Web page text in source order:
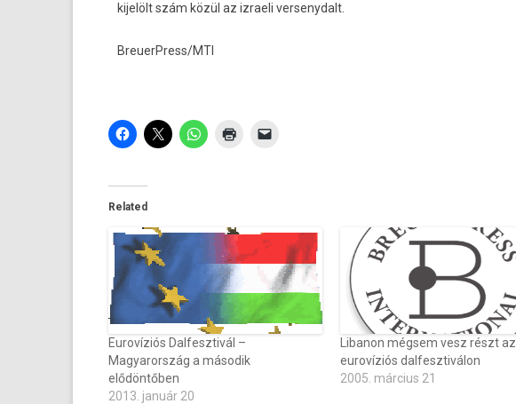
kijelölt szám közül az iz­raeli ver­senydalt.
BreuerPress/MTI
Related
Eurovíziós Dalfesztivál –
Magyarország a második
elődöntőben
2013. január 20
Libanon mégsem vesz részt az
eurovíziós dalfesztiválon
2005. március 21